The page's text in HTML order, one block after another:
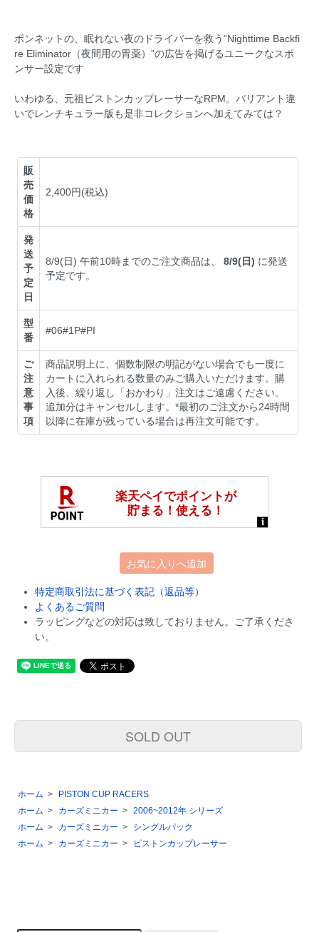
ボンネットの、眠れない夜のドライバーを救う“Nighttime Backfi
re Eliminator（夜間用の胃薬）”の広告を掲げるユニークなスポ
ンサー設定です
いわゆる、元祖ピストンカップレーサーなRPM。バリアント違
いでレンチキュラー版も是非コレクションへ加えてみては？
販
売
価
格
2,400円(税込)
発
送
予
定
日
8/9(日) 午前10時までのご注文商品は、8/9(日) に発送
予定です。
型
番
#06#1P#PI
ご
注
意
事
項
商品説明上に、個数制限の明記がない場合でも一度に
カートに入れられる数量のみご購入いただけます。購
入後、繰り返し「おかわり」注文はご遠慮ください。
追加分はキャンセルします。*最初のご注文から24時間
以降に在庫が残っている場合は再注文可能です。
お気に入りへ追加
特定商取引法に基づく表記（返品等）
よくあるご質問
ラッピングなどの対応は致しておりません。ご了承くださ
い。
SOLD OUT
ホーム >
PISTON CUP RACERS
ホーム > カーズミニカー > 2006~2012年 シリーズ
ホーム > カーズミニカー >
シングルパック
ホーム > カーズミニカー > ピストンカップレーサー